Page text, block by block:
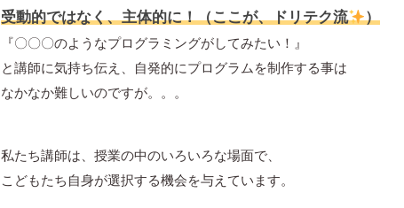
受動的ではなく、主体的に！（ここが、ドリテク流 ）
『〇〇〇のようなプログラミングがしてみたい！』
と講師に気持ち伝え、自発的にプログラムを制作する事は
なかなか難しいのですが。。。
私たち講師は、授業の中のいろいろな場面で、
こどもたち自身が選択する機会を与えています。